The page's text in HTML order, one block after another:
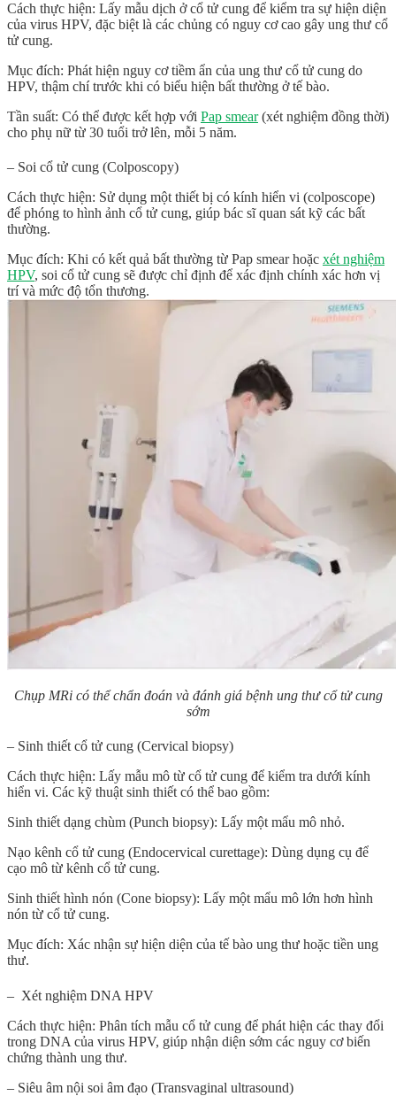
Cách thực hiện: Lấy mẫu dịch ở cổ tử cung để kiểm tra sự hiện diện
của virus HPV, đặc biệt là các chủng có nguy cơ cao gây ung thư cổ
tử cung.
Mục đích: Phát hiện nguy cơ tiềm ẩn của ung thư cổ tử cung do
HPV, thậm chí trước khi có biểu hiện bất thường ở tế bào.
Tần suất: Có thể được kết hợp với Pap smear(xét nghiệm đồng thời)
cho phụ nữ từ 30 tuổi trở lên, mỗi 5 năm.
– Soi cổ tử cung (Colposcopy)
Cách thực hiện: Sử dụng một thiết bị có kính hiển vi (colposcope)
để phóng to hình ảnh cổ tử cung, giúp bác sĩ quan sát kỹ các bất
thường.
Mục đích: Khi có kết quả bất thường từ Pap smear hoặc xét nghiệm
HPV, soi cổ tử cung sẽ được chỉ định để xác định chính xác hơn vị
trí và mức độ tổn thương.
Chụp MRi có thể chẩn đoán và đánh giá bệnh ung thư cổ tử cung
sớm
– Sinh thiết cổ tử cung (Cervical biopsy)
Cách thực hiện: Lấy mẫu mô từ cổ tử cung để kiểm tra dưới kính
hiển vi. Các kỹ thuật sinh thiết có thể bao gồm:
Sinh thiết dạng chùm (Punch biopsy): Lấy một mẩu mô nhỏ.
Nạo kênh cổ tử cung (Endocervical curettage): Dùng dụng cụ để
cạo mô từ kênh cổ tử cung.
Sinh thiết hình nón (Cone biopsy): Lấy một mẩu mô lớn hơn hình
nón từ cổ tử cung.
Mục đích: Xác nhận sự hiện diện của tế bào ung thư hoặc tiền ung
thư.
– Xét nghiệm DNA HPV
Cách thực hiện: Phân tích mẫu cổ tử cung để phát hiện các thay đổi
trong DNA của virus HPV, giúp nhận diện sớm các nguy cơ biến
chứng thành ung thư.
– Siêu âm nội soi âm đạo (Transvaginal ultrasound)